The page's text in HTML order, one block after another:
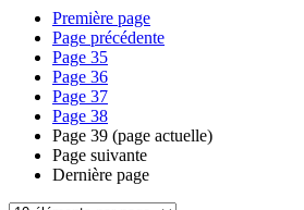
Première page
Page précédente
Page 35
Page 36
Page 37
Page 38
Page 39 (page actuelle)
Page suivante
Dernière page